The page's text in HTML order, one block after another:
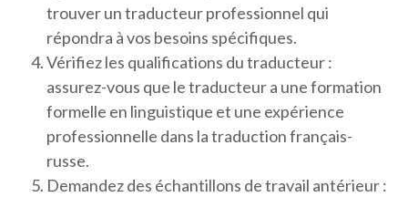
trouver un traducteur professionnel qui
répondra à vos besoins spécifiques.
Vérifiez les qualifications du traducteur :
assurez-vous que le traducteur a une formation
formelle en linguistique et une expérience
professionnelle dans la traduction français-
russe.
Demandez des échantillons de travail antérieur :